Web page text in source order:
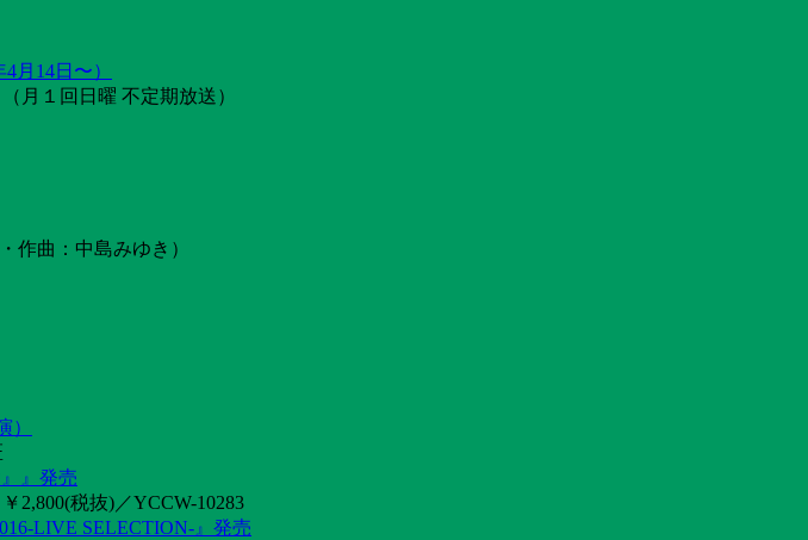
月14日〜）
月１回日曜 不定期放送）
作曲：中島みゆき）
）
』発売
2,800(税抜)／YCCW-10283
LIVE SELECTION-』発売